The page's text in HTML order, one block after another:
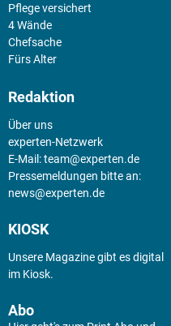
Pflege versichert
4 Wände
Chefsache
Fürs Alter
Redaktion
Über uns
experten-Netzwerk
E-Mail:team@experten.de
Pressemeldungen bitte an:
news@experten.de
KIOSK
Unsere Magazine gibt es digital
im Kiosk.
Abo